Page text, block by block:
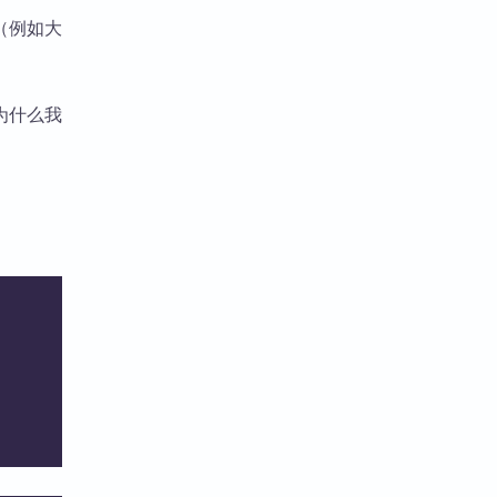
例如大
什么我